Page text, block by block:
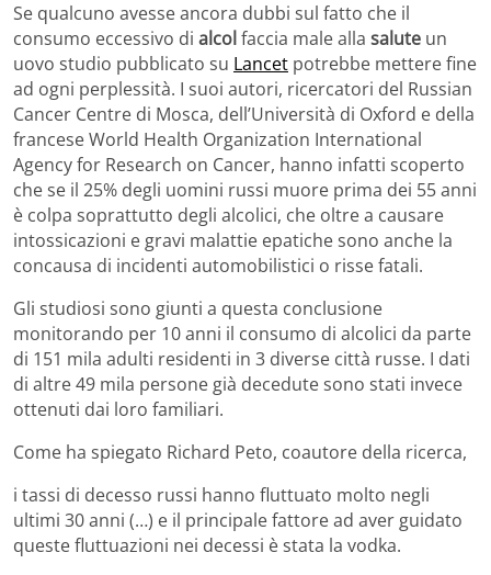
Se qualcuno avesse ancora dubbi sul fatto che il
consumo eccessivo di alcolfaccia male alla salute un
uovo studio pubblicato su Lancet potrebbe mettere fine
ad ogni perplessità. I suoi autori, ricercatori del Russian
Cancer Centre di Mosca, dell’Università di Oxford e della
francese World Health Organization International
Agency for Research on Cancer, hanno infatti scoperto
che se il 25% degli uomini russi muore prima dei 55 anni
è colpa soprattutto degli alcolici, che oltre a causare
intossicazioni e gravi malattie epatiche sono anche la
concausa di incidenti automobilistici o risse fatali.
Gli studiosi sono giunti a questa conclusione
monitorando per 10 anni il consumo di alcolici da parte
di 151 mila adulti residenti in 3 diverse città russe. I dati
di altre 49 mila persone già decedute sono stati invece
ottenuti dai loro familiari.
Come ha spiegato Richard Peto, coautore della ricerca,
i tassi di decesso russi hanno fluttuato molto negli
ultimi 30 anni (…) e il principale fattore ad aver guidato
queste fluttuazioni nei decessi è stata la vodka.